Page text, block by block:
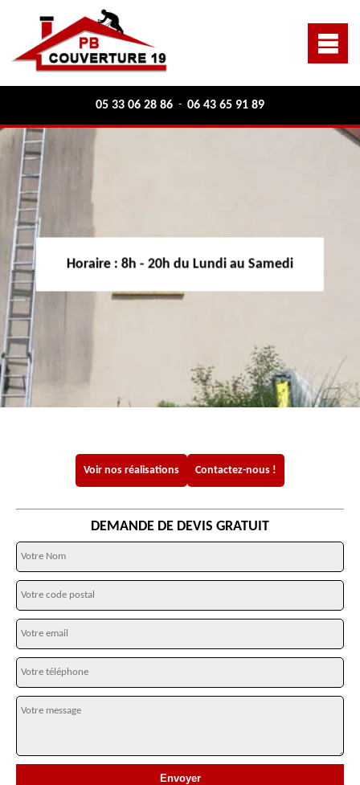
05 33 06 28 86 - 06 43 65 91 89
Horaire : 8h - 20h du Lundi au Samedi
Voir nos réalisations Contactez-nous !
DEMANDE DE DEVIS GRATUIT